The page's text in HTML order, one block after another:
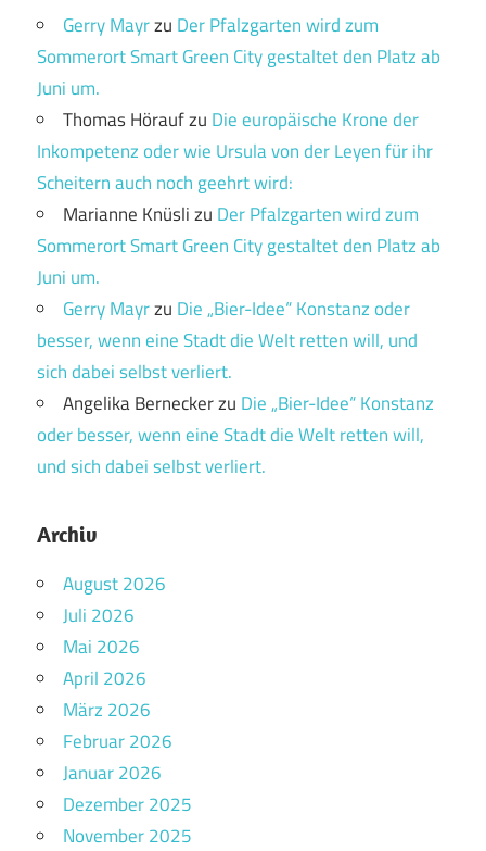
Gerry Mayrzu Der Pfalzgarten wird zum
Sommerort Smart Green City gestaltet den Platz ab
Juni um.
Thomas Höraufzu Die europäische Krone der
Inkompetenz oder wie Ursula von der Leyen für ihr
Scheitern auch noch geehrt wird:
Marianne Knüslizu Der Pfalzgarten wird zum
Sommerort Smart Green City gestaltet den Platz ab
Juni um.
Gerry Mayrzu Die „Bier-Idee“ Konstanz oder
besser, wenn eine Stadt die Welt retten will, und
sich dabei selbst verliert.
Angelika Berneckerzu Die „Bier-Idee“ Konstanz
oder besser, wenn eine Stadt die Welt retten will,
und sich dabei selbst verliert.
Archiv
August 2026
Juli 2026
Mai 2026
April 2026
März 2026
Februar 2026
Januar 2026
Dezember 2025
November 2025